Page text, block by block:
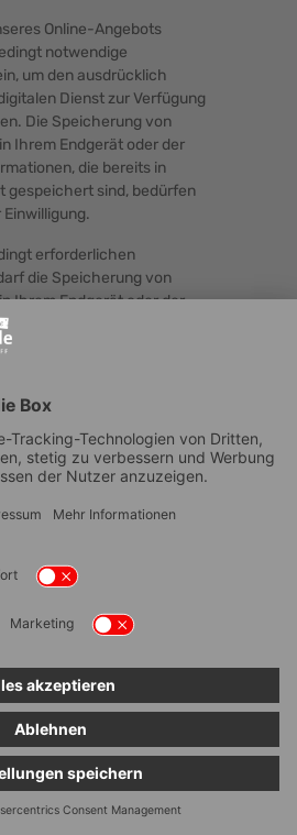
Online-Angebots
notwendige
um den ausdrücklich
Dienst zur Verfügung
Die Speicherung von
Ihrem Endgerät oder der
die bereits in
gespeichert sind, bedürfen
erforderlichen
die Speicherung von
Ihrem Endgerät oder der
die bereits in
sind, Ihrer
der Einwilligung ggf. Teile
uneingeschränkt nutzbar
etwaig erteilten
solange bestehen, bis
Einstellungen in Ihrem
oder zurücksetzen.
durch Cookies und
solche Technologien, die für
erforderlich sind. Durch
werden IPAdresse,
Geräte- und
sowie
Ihrer Nutzung unserer
einer